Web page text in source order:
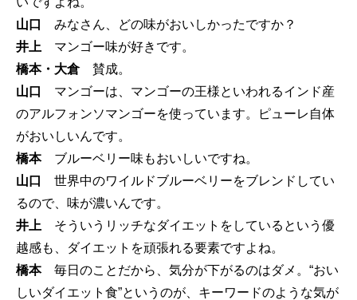
山口
みなさん、どの味がおいしかったですか？
井上 マンゴー味が好きです。
橋本・大倉賛成。
山口
マンゴーは、マンゴーの王様といわれるインド産
のアルフォンソマンゴーを使っています。ピューレ自体
がおいしいんです。
橋本ブルーベリー味もおいしいですね。
山口
世界中のワイルドブルーベリーをブレンドしてい
るので、味が濃いんです。
井上 そういうリッチなダイエットをしているという優
越感も、ダイエットを頑張れる要素ですよね。
橋本毎日のことだから、気分が下がるのはダメ。“おい
しいダイエット食”というのが、キーワードのような気が